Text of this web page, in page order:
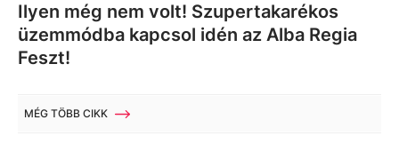
Ilyen még nem volt! Szupertakarékos
üzemmódba kapcsol idén az Alba Regia
Feszt!
MÉG TÖBB CIKK